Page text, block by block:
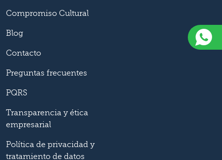
Compromiso Cultural
Blog
Contacto
Preguntas frecuentes
PQRS
Transparencia y ética
empresarial
Política de privacidad y
tratamiento de datos